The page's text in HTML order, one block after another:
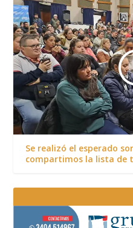
Se realizó el esperado
compartimos la lista de